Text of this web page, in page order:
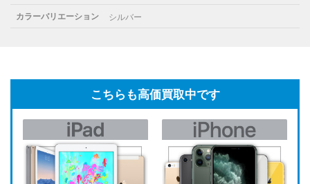
カラーバリエーション シルバー
こちらも高価買取中です